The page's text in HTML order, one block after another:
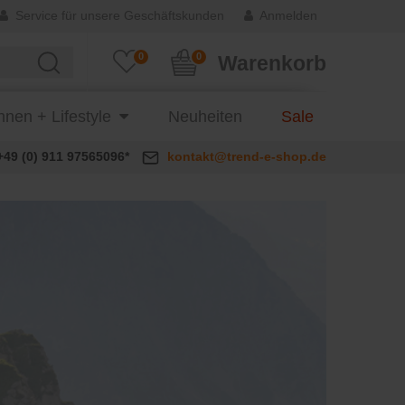
0 Warenkorb
0
+ Lifestyle Neuheiten Sale
(0) 911 97565096* kontakt@trend-e-shop.de